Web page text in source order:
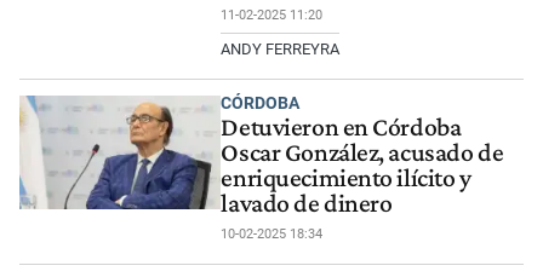
11-02-2025 11:20
ANDY FERREYRA
CÓRDOBA
Detuvieron en Córdoba
Oscar González, acusado de
enriquecimiento ilícito y
lavado de dinero
10-02-2025 18:34